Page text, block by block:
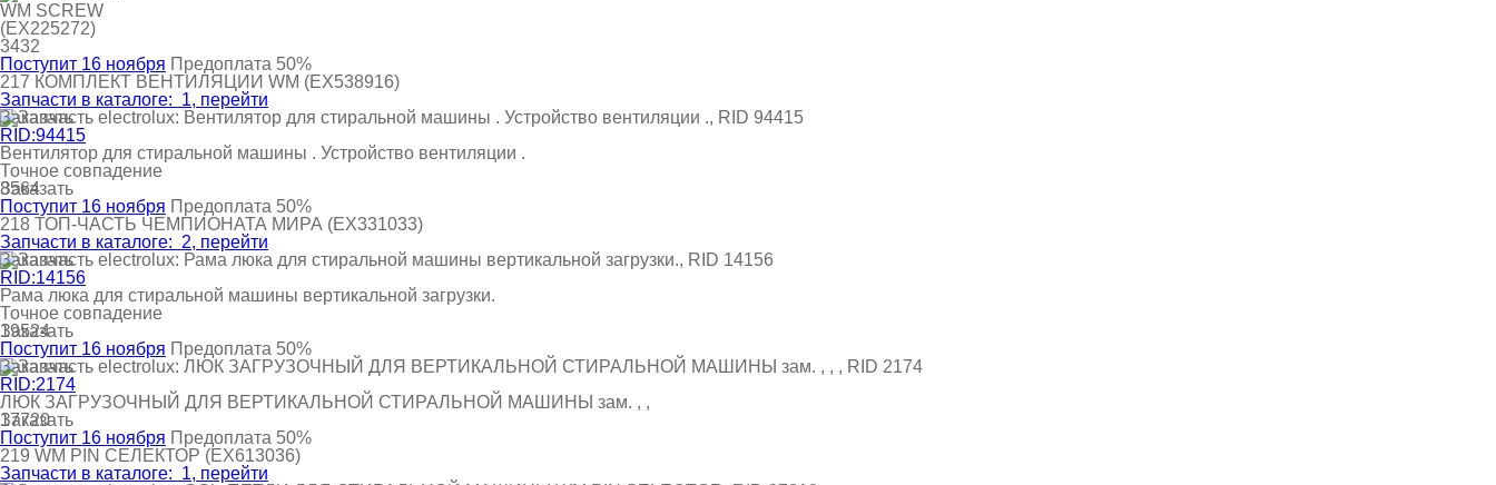
WM SCREW
(EX225272)
3432
Поступит 16 ноября Предоплата 50%
217 КОМПЛЕКТ ВЕНТИЛЯЦИИ WM (EX538916)
Запчасти в каталоге: 1, перейти
Заказать
RID:94415
Вентилятор для стиральной машины . Устройство вентиляции .
Точное совпадение
Заказать
8564
Поступит 16 ноября Предоплата 50%
218 ТОП-ЧАСТЬ ЧЕМПИОНАТА МИРА (EX331033)
Запчасти в каталоге: 2, перейти
Заказать
RID:14156
Рама люка для стиральной машины вертикальной загрузки.
Точное совпадение
Заказать
19524
Поступит 16 ноября Предоплата 50%
Заказать
RID:2174
ЛЮК ЗАГРУЗОЧНЫЙ ДЛЯ ВЕРТИКАЛЬНОЙ СТИРАЛЬНОЙ МАШИНЫ зам. , ,
Заказать
17720
Поступит 16 ноября Предоплата 50%
219 WM PIN СЕЛЕКТОР (EX613036)
Запчасти в каталоге: 1, перейти